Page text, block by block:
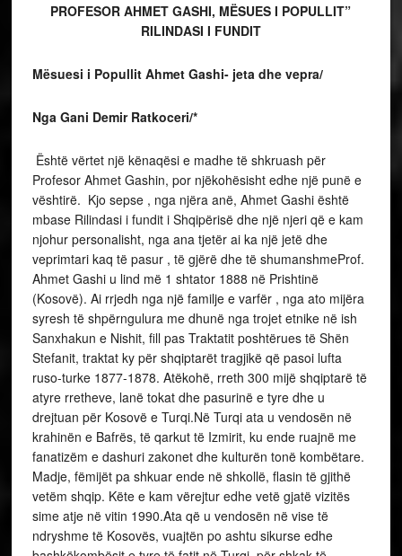
PROFESOR AHMET GASHI, MËSUES I POPULLIT”
RILINDASI I FUNDIT
Mësuesi i Popullit Ahmet Gashi- jeta dhe vepra/
Nga Gani Demir Ratkoceri/*
Është vërtet një kënaqësi e madhe të shkruash për
Profesor Ahmet Gashin, por njëkohësisht edhe një punë e
vështirë. Kjo sepse , nga njëra anë, Ahmet Gashi është
mbase Rilindasi i fundit i Shqipërisë dhe një njeri që e kam
njohur personalisht, nga ana tjetër ai ka një jetë dhe
veprimtari kaq të pasur , të gjërë dhe të shumanshmeProf.
Ahmet Gashi u lind më 1 shtator 1888 në Prishtinë
(Kosovë). Ai rrjedh nga një familje e varfër , nga ato mijëra
syresh të shpërngulura me dhunë nga trojet etnike në ish
Sanxhakun e Nishit, fill pas Traktatit poshtërues të Shën
Stefanit, traktat ky për shqiptarët tragjikë që pasoi lufta
ruso-turke 1877-1878. Atëkohë, rreth 300 mijë shqiptarë të
atyre rretheve, lanë tokat dhe pasurinë e tyre dhe u
drejtuan për Kosovë e Turqi.Në Turqi ata u vendosën në
krahinën e Bafrës, të qarkut të Izmirit, ku ende ruajnë me
fanatizëm e dashuri zakonet dhe kulturën tonë kombëtare.
Madje, fëmijët pa shkuar ende në shkollë, flasin të gjithë
vetëm shqip. Këte e kam vërejtur edhe vetë gjatë vizitës
sime atje në vitin 1990.Ata që u vendosën në vise të
ndryshme të Kosovës, vuajtën po ashtu sikurse edhe